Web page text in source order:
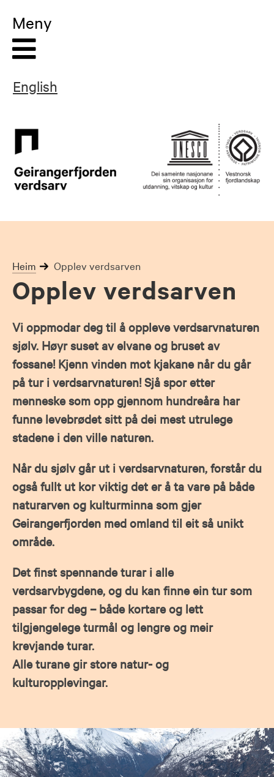
content
Heim Opplev verdsarven
Opplev verdsarven
Vi oppmodar deg til å oppleve verdsarvnaturen
sjølv. Høyr suset av elvane og bruset av
fossane! Kjenn vinden mot kjakane når du går
på tur i verdsarvnaturen! Sjå spor etter
menneske som opp gjennom hundreåra har
funne levebrødet sitt på dei mest utrulege
stadene i den ville naturen.
Når du sjølv går ut i verdsarvnaturen, forstår du
også fullt ut kor viktig det er å ta vare på både
naturarven og kulturminna som gjer
Geirangerfjorden med omland til eit så unikt
område.
Det finst spennande turar i alle
verdsarvbygdene, og du kan finne ein tur som
passar for deg – både kortare og lett
tilgjengelege turmål og lengre og meir
krevjande turar.
Alle turane gir store natur- og
kulturopplevingar.
Meny
English